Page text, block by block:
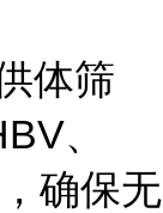
体筛
、
确保无